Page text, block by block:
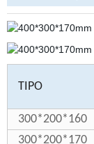
TIPO
300*200*160
300*200*170